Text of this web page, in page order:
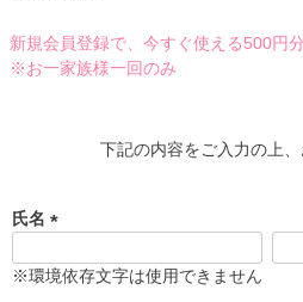
新規会員登録で、今すぐ使える500円
※お一家族様一回のみ
下記の内容をご入力の上、
氏名
必
※環境依存文字は使用できません